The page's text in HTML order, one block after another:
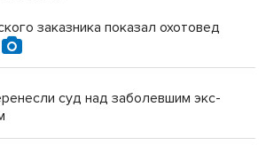
заказника показал охотовед
суд над заболевшим экс-